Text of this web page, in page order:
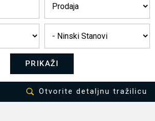
PRIKAŽI
Otvorite detaljnu tražilicu